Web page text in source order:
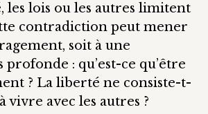
les lois ou les autres limitent
contradiction peut mener
soit à une
: qu’est-ce qu’être
? La liberté ne consiste-t-
vivre avec les autres ?